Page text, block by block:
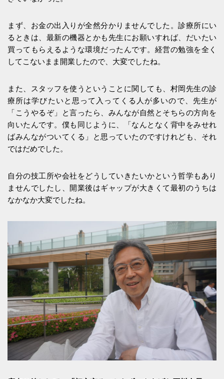
まず、お金の出入りが全然分かりませんでした。診療所にい
るときは、最新の機器とかも先生にお願いすれば、だいたい
買ってもらえるような環境だったんです。経営の勉強を全く
してこないまま開業したので、大変でしたね。
また、スタッフを使うということに関しても、村岡先生の診
療所は学びたいと思って入ってくる人が多いので、先生が
「こうやるぞ」と言ったら、みんなが自然とそちらの方向を
向いたんです。僕も同じように、「なんとなく背中をみせれ
ばみんながついてくる」と思っていたのですけれども、それ
ではだめでした。
自分の技工所や会社をどうしていきたいかという哲学もあり
ませんでしたし、開業後はギャップが大きくて最初のうちは
なかなか大変でしたね。